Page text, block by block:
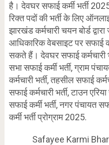
है। देवघर सफाई कर्मी भर्ती
रिक्त पदों की भर्ती के लिए
झारखंड कर्मचारी चयन बोर्ड
आधिकारिक वेबसाइट पर सफाई
सकते हैं। देवघर सफाई कर्मचारी
सभा सफाई कर्मी भर्ती, ग्राम
कर्मचारी भर्ती, तहसील सफाई
सफाई कर्मचारी भर्ती, टाउन
सफाई कर्मी भर्ती, नगर पंचायत
कर्मी भर्ती प्रोग्राम 2025.
Safayee Karmi